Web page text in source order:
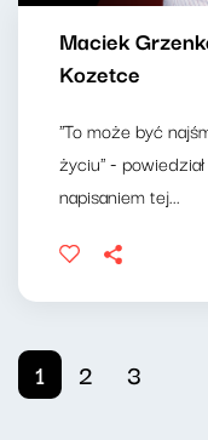
Maciek
Kozetce
"To może być
życiu" -
napisaniem tej...
1 2 3